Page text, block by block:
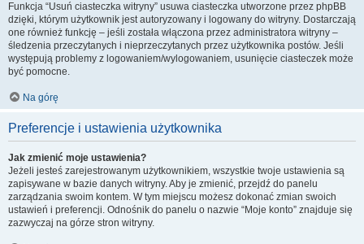
Funkcja “Usuń ciasteczka witryny” usuwa ciasteczka utworzone przez phpBB
dzięki, którym użytkownik jest autoryzowany i logowany do witryny. Dostarczają
one również funkcję – jeśli została włączona przez administratora witryny –
śledzenia przeczytanych i nieprzeczytanych przez użytkownika postów. Jeśli
występują problemy z logowaniem/wylogowaniem, usunięcie ciasteczek może
być pomocne.
Na górę
Preferencje i ustawienia użytkownika
Jak zmienić moje ustawienia?
Jeżeli jesteś zarejestrowanym użytkownikiem, wszystkie twoje ustawienia są
zapisywane w bazie danych witryny. Aby je zmienić, przejdź do panelu
zarządzania swoim kontem. W tym miejscu możesz dokonać zmian swoich
ustawień i preferencji. Odnośnik do panelu o nazwie “Moje konto” znajduje się
zazwyczaj na górze stron witryny.